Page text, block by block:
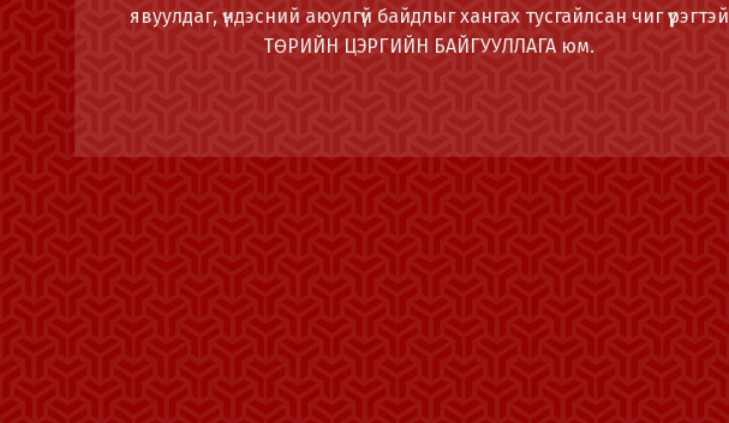
явуулдаг, үндэсний аюулгүй байдлыг хангах тусгайлсан чиг үүрэгтэй
ТӨРИЙН ЦЭРГИЙН БАЙГУУЛЛАГА юм.